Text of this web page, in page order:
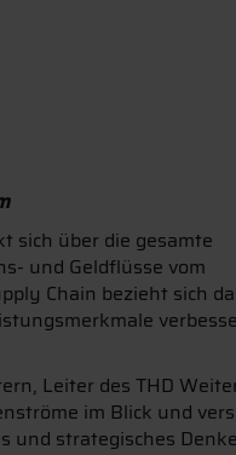
sich über die gesamte
und Geldflüsse vom
Chain bezieht sich
Leiter des THD
im Blick und
strategisches